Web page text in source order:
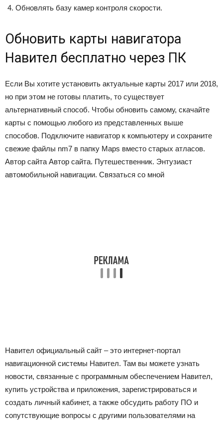
Обновлять базу камер контроля скорости.
Обновить карты навигатора
Навител бесплатно через ПК
Если Вы хотите установить актуальные карты 2017 или 2018,
но при этом не готовы платить, то существует
альтернативный способ. Чтобы обновить самому, скачайте
карты с помощью любого из представленных выше
способов. Подключите навигатор к компьютеру и сохраните
свежие файлы nm7 в папку Maps вместо старых атласов.
Автор сайта Автор сайта. Путешественник. Энтузиаст
автомобильной навигации. Связаться со мной
Навител официальный сайт – это интернет-портал
навигационной системы Навител. Там вы можете узнать
новости, связанные с программным обеспечением Навител,
купить устройства и приложения, зарегистрироваться и
создать личный кабинет, а также обсудить работу ПО и
сопутствующие вопросы с другими пользователями на